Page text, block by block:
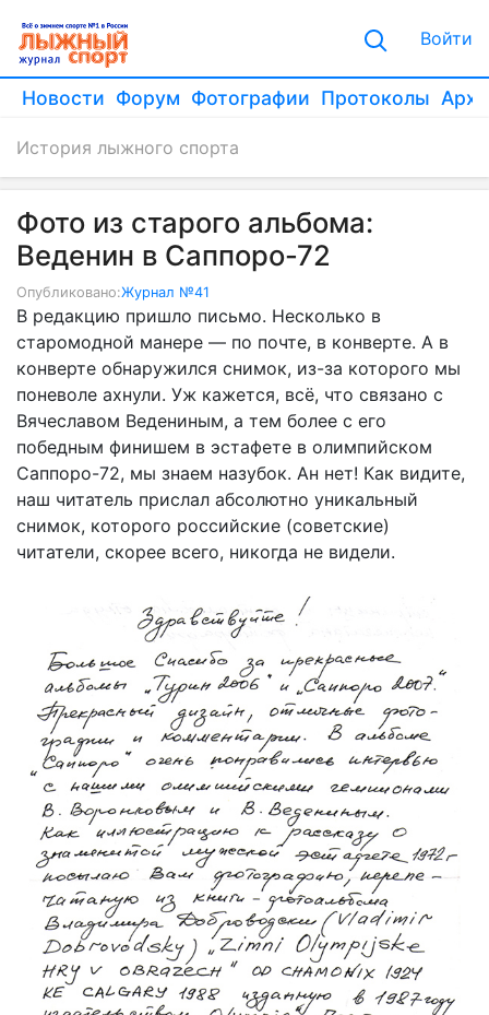
Войти
Новости Форум Фотографии Протоколы
История лыжного спорта
Фото из старого альбома:
Веденин в Саппоро-72
Опубликовано:Журнал №41
В редакцию пришло письмо. Несколько в
старомодной манере — по почте, в конверте. А в
конверте обнаружился снимок, из-за которого мы
поневоле ахнули. Уж кажется, всё, что связано с
Вячеславом Ведениным, а тем более с его
победным финишем в эстафете в олимпийском
Саппоро-72, мы знаем назубок. Ан нет! Как видите,
наш читатель прислал абсолютно уникальный
снимок, которого российские (советские)
читатели, скорее всего, никогда не видели.